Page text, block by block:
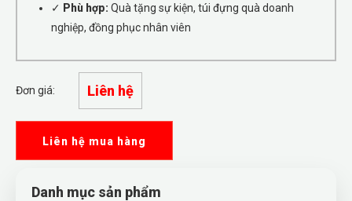
✓ Phù hợp: Quà tặng sự kiện, túi đựng quà doanh
nghiệp, đồng phục nhân viên
Đơn giá: Liên hệ
Liên hệ mua hàng
Danh mục sản phẩm